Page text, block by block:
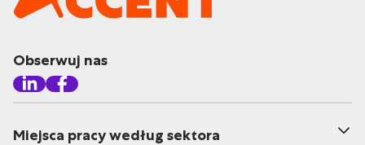
Obserwuj nas
Miejsca pracy według sektora